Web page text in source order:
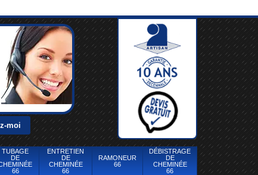
TUBAGE
DE
66
ENTRETIEN
DE
CHEMINÉE
66
RAMONEUR
66
DÉBISTRAGE
DE
CHEMINÉE
66